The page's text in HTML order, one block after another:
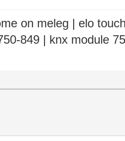
on meleg | elo
849 | knx module